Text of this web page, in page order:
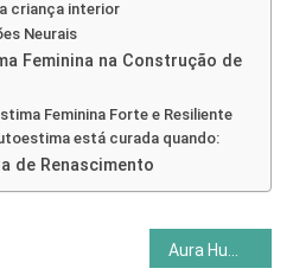
criança interior
Neurais
Feminina na Construção de
Feminina Forte e Resiliente
está curada quando:
de Renascimento
Aura Humana: Como Purificar e Proteger Seu Campo Energético